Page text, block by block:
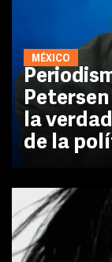
MÉXICO
la
de la